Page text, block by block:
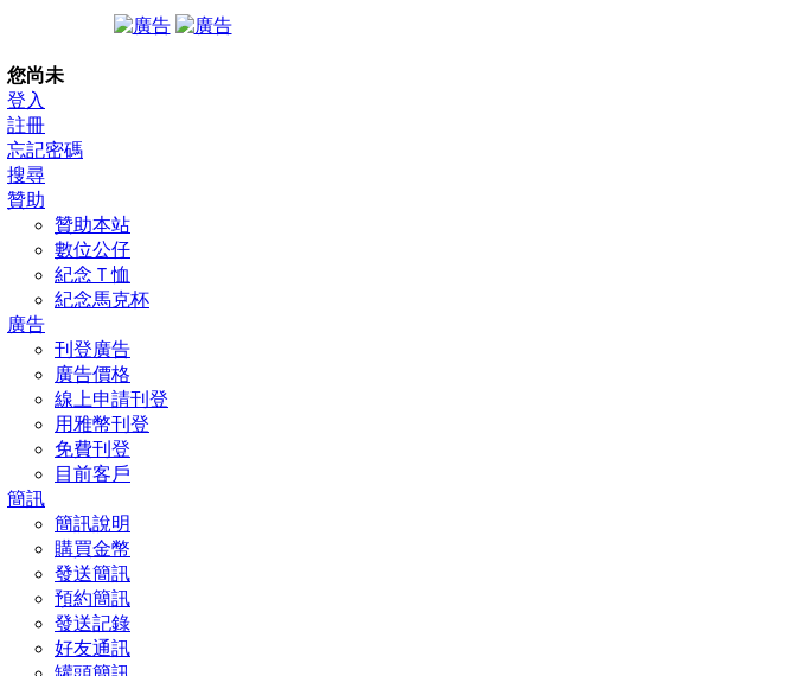
您尚未
登入
註冊
忘記密碼
搜尋
贊助
贊助本站
數位公仔
紀念Ｔ恤
紀念馬克杯
廣告
刊登廣告
廣告價格
線上申請刊登
用雅幣刊登
免費刊登
目前客戶
簡訊
簡訊說明
購買金幣
發送簡訊
預約簡訊
發送記錄
好友通訊